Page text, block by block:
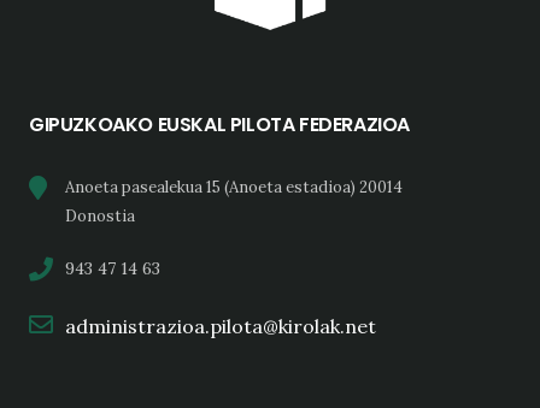
GIPUZKOAKO EUSKAL PILOTA FEDERAZIOA
Anoeta pasealekua 15 (Anoeta estadioa) 20014
Donostia
943 47 14 63
administrazioa.pilota@kirolak.net